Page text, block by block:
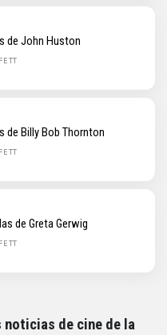
de John Huston
de Billy Bob Thornton
de Greta Gerwig
noticias de cine de la